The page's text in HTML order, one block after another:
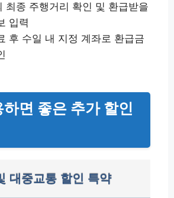
최종 주행거리 확인 및 환급받을
입력
후 수일 내 지정 계좌로 환급금
면 좋은 추가 할인
대중교통 할인 특약